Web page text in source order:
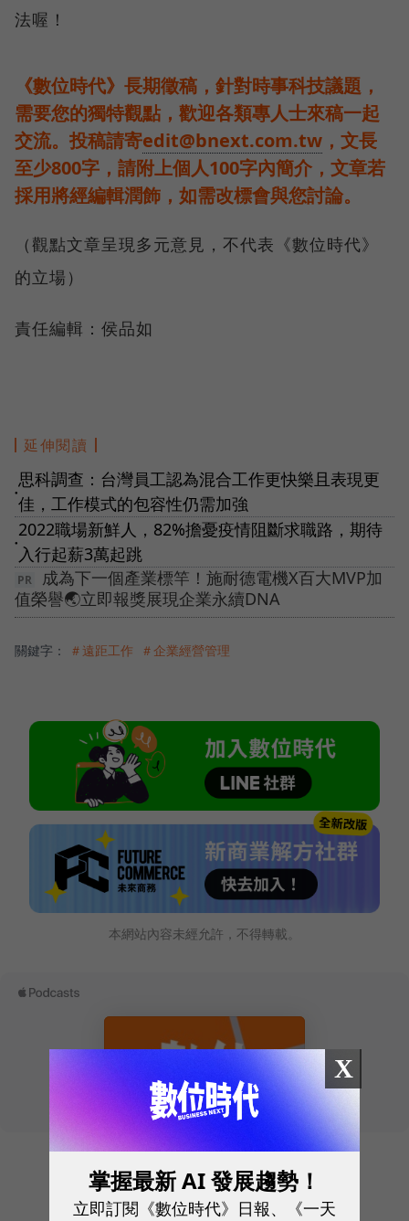
法喔！
《數位時代》長期徵稿，針對時事科技議題，
需要您的獨特觀點，歡迎各類專人士來稿一起
交流。投稿請寄edit@bnext.com.tw ，文長
至少800字，請附上個人100字內簡介，文章若
採用將經編輯潤飾，如需改標會與您討論。
（觀點文章呈現多元意見，不代表《數位時代》
的立場）
責任編輯：侯品如
延伸閱讀
●
思科調查：台灣員工認為混合工作更快樂且表現更
佳，工作模式的包容性仍需加強
●
2022職場新鮮人，82%擔憂疫情阻斷求職路，期待
入行起薪3萬起跳
成為下一個產業標竿！施耐德電機X百大MVP加
值榮譽🌏立即報獎展現企業永續DNA
關鍵字： ＃遠距工作 ＃企業經營管理
本網站內容未經允許，不得轉載。
往下滑看下一篇文章
X
掌握最新 AI 發展趨勢！
立即訂閱《數位時代》日報、《一天